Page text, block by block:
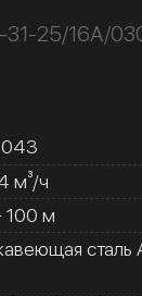
31-25/16А/
м³/ч
100 м
сталь